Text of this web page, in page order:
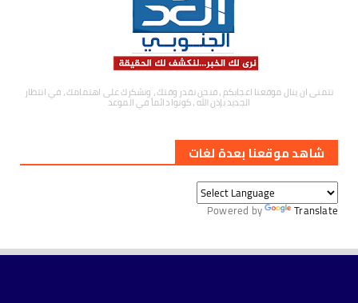
نتمنى ان ينال موقعنا اعجابكم ، فنحن نقدر وقتك ، ونشكرك على اهتمامك ، في انتظار
الجديد بإذن الله ، كونوا دائماً في الموعد
شاهد موقعنا بعدة لغات
Powered by Translate